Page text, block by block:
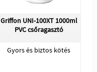
Griffon UNI-100XT 1000ml
PVC csőragasztó
Gyors és biztos kötés